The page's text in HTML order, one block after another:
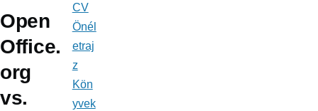
Open
Office.
org
vs.
navigáció
CV
Önél
etraj
z
Kön
yvek